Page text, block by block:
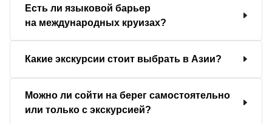
Есть ли языковой барьер
на международных круизах?
Какие экскурсии стоит выбрать в Азии?
Можно ли сойти на берег самостоятельно
или только с экскурсией?